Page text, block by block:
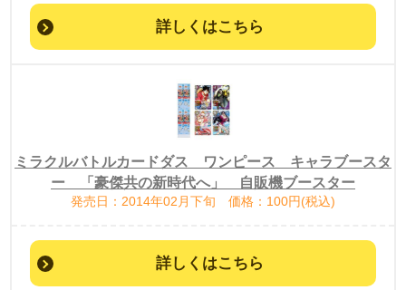
詳しくはこちら
ミラクルバトルカードダス ワンピース キャラブースタ
ー 「豪傑共の新時代へ」 自販機ブースター
発売日：2014年02月下旬 価格：100円(税込)
詳しくはこちら